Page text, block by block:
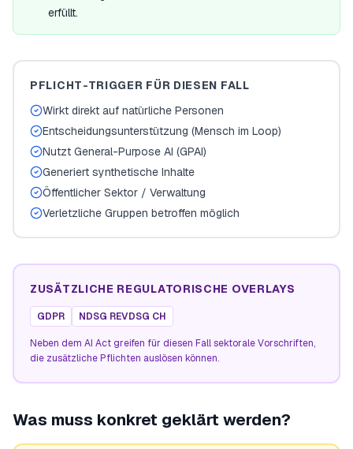
erfüllt.
PFLICHT-TRIGGER FÜR DIESEN FALL
Wirkt direkt auf natürliche Personen
Entscheidungsunterstützung (Mensch im Loop)
Nutzt General-Purpose AI (GPAI)
Generiert synthetische Inhalte
Öffentlicher Sektor / Verwaltung
Verletzliche Gruppen betroffen möglich
ZUSÄTZLICHE REGULATORISCHE OVERLAYS
GDPR NDSG REVDSG CH
Neben dem AI Act greifen für diesen Fall sektorale Vorschriften,
die zusätzliche Pflichten auslösen können.
Was muss konkret geklärt werden?